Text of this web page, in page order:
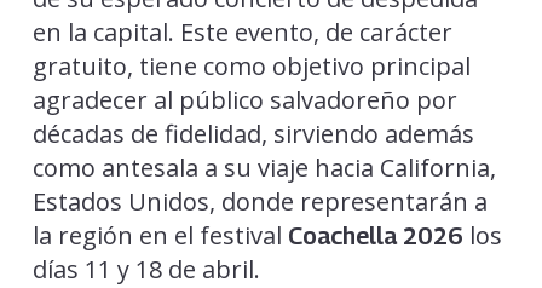
en la capital. Este evento, de carácter
gratuito, tiene como objetivo principal
agradecer al público salvadoreño por
décadas de fidelidad, sirviendo además
como antesala a su viaje hacia California,
Estados Unidos, donde representarán a
la región en el festival Coachella 2026 los
días 11 y 18 de abril.